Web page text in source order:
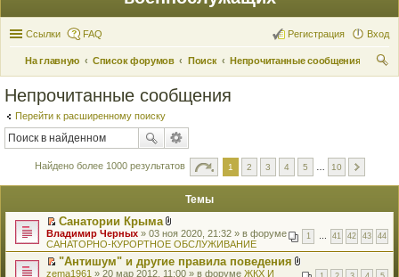
Ссылки FAQ Вход
Регистрация
На главную Список форумов Поиск
Непрочитанные сообщения
Непрочитанные сообщения
Перейти к расширенному поиску
Найдено более 1000 результатов 1 2 3 4 5 10
Темы
П
е
р
е
й
Санатории Крыма
В
л
о
ж
е
1 41 42 43 44
Владимир Черных » 03 ноя 2020, 21:32 » в форуме
САНАТОРНО-КУРОРТНОЕ ОБСЛУЖИВАНИЕ
П
"Антишум" и другие правила поведения
В
zema1961 » 20 мар 2012, 11:00 » в форуме ЖКХ И